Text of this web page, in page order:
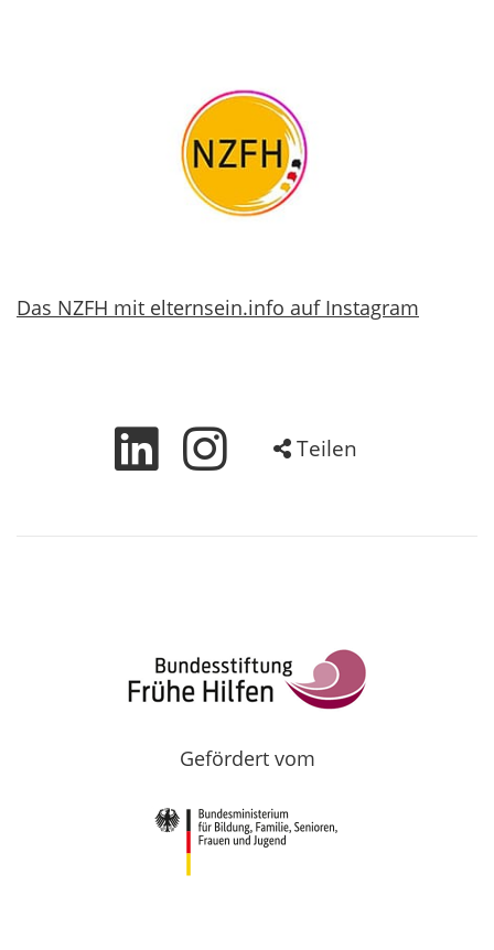
Das NZFH mit elternsein.info auf Instagram
Teilen
Gefördert vom